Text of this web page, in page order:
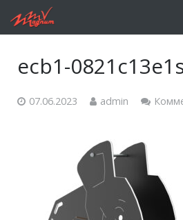
ecb1-
07.06.2023 admin